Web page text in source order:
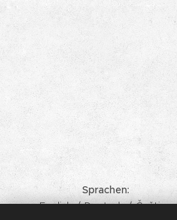
Sprachen
English
Deutsch Čeština